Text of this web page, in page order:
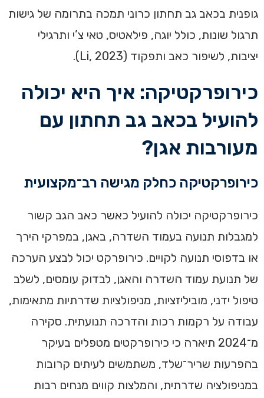
גופנית בכאב גב תחתון כרוני תמכה בתרומה של גישות
תרגול שונות, כולל יוגה, פילאטיס, טאי צ’י ותרגילי
יציבות, לשיפור כאב ותפקוד (Li, 2023).
כירופרקטיקה: איך היא יכולה
להועיל בכאב גב תחתון עם
מעורבות אגן?
כירופרקטיקה כחלק מגישה רב־מקצועית
כירופרקטיקה יכולה להועיל כאשר כאב הגב קשור
למגבלות תנועה בעמוד השדרה, באגן, במפרקי הירך
או בדפוסי תנועה לקויים. כירופרקט יכול לבצע הערכה
של תנועת עמוד השדרה והאגן, לבדוק עומסים, לשלב
טיפול ידני, מוביליזציות, מניפולציות שדרתיות מתאימות,
עבודה על רקמות רכות והדרכה תנועתית. סקירה
מ־2024 תיארה כי כירופרקטים מטפלים בעיקר
בהפרעות שריר־שלד, משתמשים לעיתים קרובות
במניפולציה שדרתית, והמלצות קווים מנחים רבות